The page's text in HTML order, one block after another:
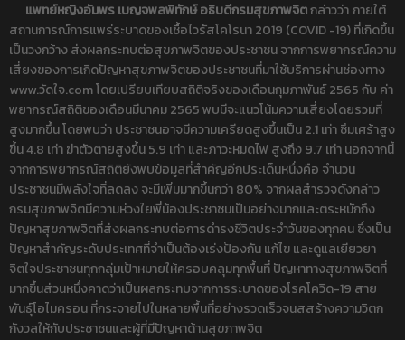
แพทย์หญิงอัมพร เบญจพลพิทักษ์ อธิบดีกรมสุขภาพจิตกล่าวว่า ภายใต้
สถานการณ์การแพร่ระบาดของเชื้อไวรัสโคโรนา 2019 (COVID -19) ที่เกิดขึ้น
เป็นวงกว้าง ส่งผลกระทบต่อสุขภาพจิตของประชาชน จากการพยากรณ์ความ
เสี่ยงของการเกิดปัญหาสุขภาพจิตของประชาชนที่มาใช้บริการผ่านช่องทาง
www.วัดใจ.com โดยเปรียบเทียบสถิติจริงของเดือนกุมภาพันธ์ 2565 กับ ค่า
พยากรณ์สถิติของเดือนมีนาคม 2565 พบมีจะแนวโน้มความเสี่ยงโดยรวมที่
สูงมากขึ้น โดยพบว่า ประชาชนอาจมีความเครียดสูงขึ้นเป็น 2.1 เท่า ซึมเศร้าสูง
ขึ้น 4.8 เท่า ฆ่าตัวตายสูงขึ้น 5.9 เท่า และภาวะหมดไฟ สูงถึง 9.7 เท่า นอกจากนี้
จากการพยากรณ์สถิติยังพบข้อมูลที่สำคัญอีกประเด็นหนึ่งคือ จำนวน
ประชาชนมีพลังใจที่ลดลง จะมีเพิ่มมากขึ้นกว่า 80% จากผลสำรวจดังกล่าว
กรมสุขภาพจิตมีความห่วงใยพี่น้องประชาชนเป็นอย่างมากและตระหนักถึง
ปัญหาสุขภาพจิตที่ส่งผลกระทบต่อการดำรงชีวิตประจำวันของทุกคน ซึ่งเป็น
ปัญหาสำคัญระดับประเทศที่จำเป็นต้องเร่งป้องกัน แก้ไข และดูแลเยียวยา
จิตใจประชาชนทุกกลุ่มเป้าหมายให้ครอบคลุมทุกพื้นที่ ปัญหาทางสุขภาพจิตที่
มากขึ้นส่วนหนึ่งคาดว่าเป็นผลกระทบจากการระบาดของโรคโควิด-19 สาย
พันธุ์โอไมครอน ที่กระจายไปในหลายพื้นที่อย่างรวดเร็วจนสสร้างความวิตก
กังวลให้กับประชาชนและผู้ที่มีปัญหาด้านสุขภาพจิต